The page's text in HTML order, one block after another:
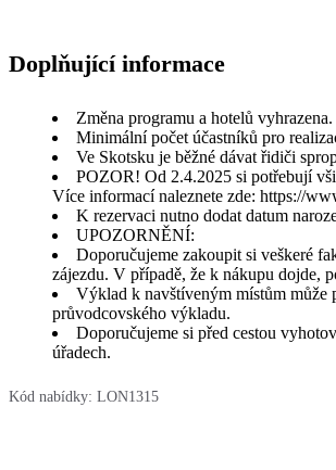
Doplňující informace
Změna programu a hotelů vyhrazena.
Minimální počet účastníků pro
Ve Skotsku je běžné dávat řidiči
POZOR! Od 2.4.2025 si potřebují
Více informací naleznete zde: https://
K rezervaci nutno dodat datum
UPOZORNĚNÍ:
Doporučujeme zakoupit si veškeré
zájezdu. V případě, že k nákupu dojde,
Výklad k navštíveným místům může
průvodcovského výkladu.
Doporučujeme si před cestou
úřadech.
Kód nabídky: LON1315